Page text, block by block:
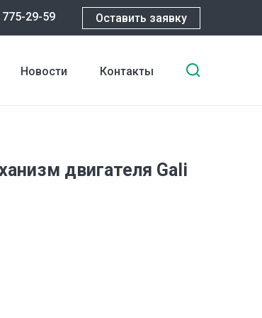
29-59 Оставить заявку
Новости Контакты
двигателя Gali